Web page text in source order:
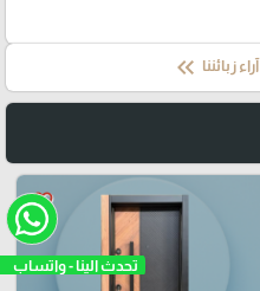
آراء زبائننا keyboard_double_arrow_left
favorite_border